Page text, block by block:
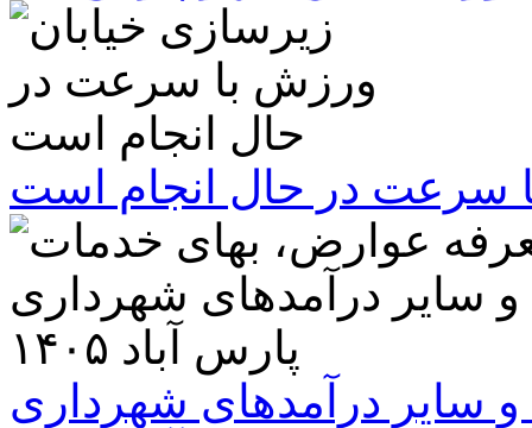
سرعت در حال انجام است
سایر درآمدهای شهرداری